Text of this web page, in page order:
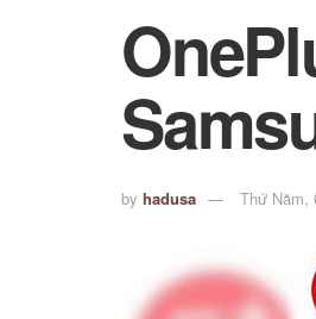
by hadusa Thứ Năm,